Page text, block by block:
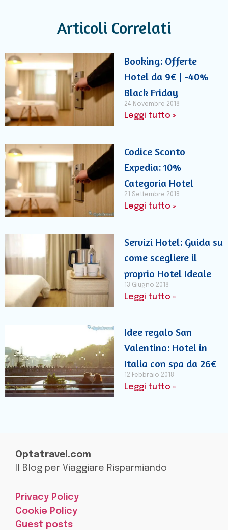
Articoli Correlati
Booking: Offerte
Hotel da 9€ | -40%
Black Friday
24 Novembre 2018
Leggi tutto »
Codice Sconto
Expedia: 10%
Categoria Hotel
21 Settembre 2018
Leggi tutto »
Servizi Hotel: Guida su
come scegliere il
proprio Hotel Ideale
13 Giugno 2018
Leggi tutto »
Idee regalo San
Valentino: Hotel in
Italia con spa da 26€
12 Febbraio 2018
Leggi tutto »
Optatravel.com
Il Blog per Viaggiare Risparmiando
Privacy Policy
Cookie Policy
Guest posts